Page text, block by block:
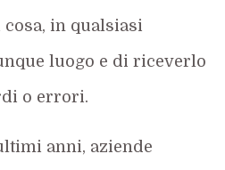
in qualsiasi
luogo e di riceverlo
o errori.
anni, aziende